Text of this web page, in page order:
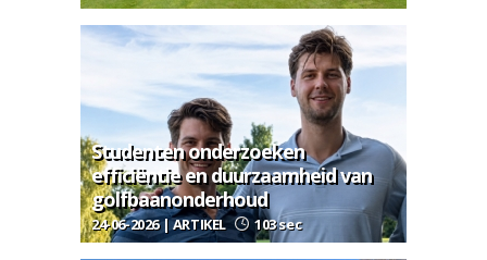
Studenten onderzoeken
efficiëntie en duurzaamheid van
golfbaanonderhoud
24-06-2026 | ARTIKEL 103 sec